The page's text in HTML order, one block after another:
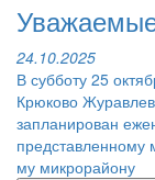
24.10.2025
В субботу 25
Крюково
запланирован
представленному
му микрорайону